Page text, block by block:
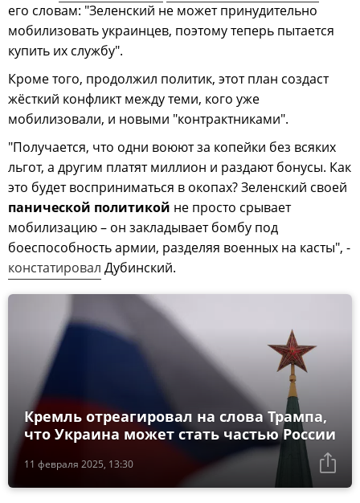
его словам: "Зеленский не может принудительно
мобилизовать украинцев, поэтому теперь пытается
купить их службу".
Кроме того, продолжил политик, этот план создаст
жёсткий конфликт между теми, кого уже
мобилизовали, и новыми "контрактниками".
"Получается, что одни воюют за копейки без всяких
льгот, а другим платят миллион и раздают бонусы. Как
это будет восприниматься в окопах? Зеленский своей
панической политикой не просто срывает
мобилизацию – он закладывает бомбу под
боеспособность армии, разделяя военных на касты", -
констатировал Дубинский.
11 февраля 2025, 13:30
Кремль отреагировал на слова Трампа,
что Украина может стать частью России